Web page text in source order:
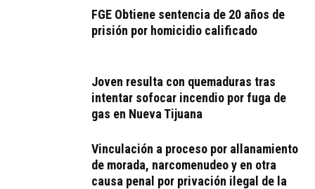
FGE Obtiene sentencia de 20 años de
prisión por homicidio calificado
Joven resulta con quemaduras tras
intentar sofocar incendio por fuga de
gas en Nueva Tijuana
Vinculación a proceso por allanamiento
de morada, narcomenudeo y en otra
causa penal por privación ilegal de la